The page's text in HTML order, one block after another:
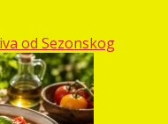
od Sezonskog